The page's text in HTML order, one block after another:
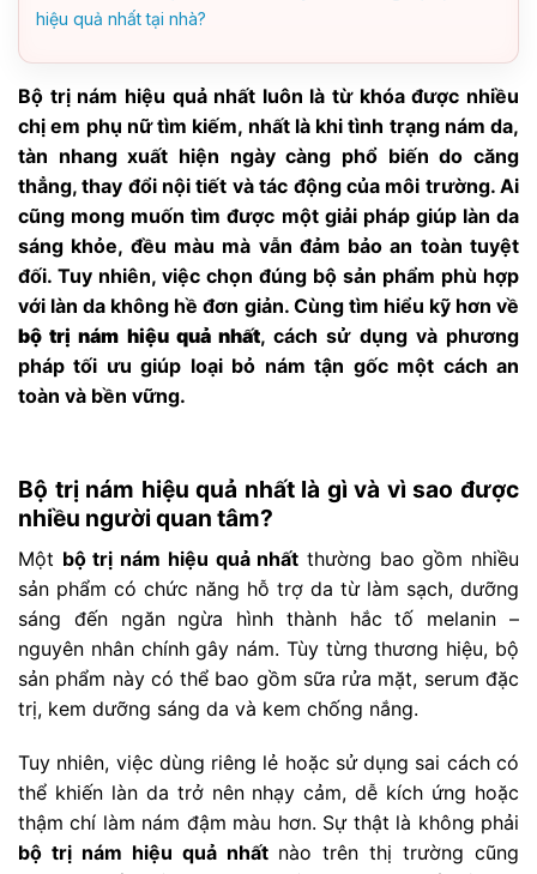
hiệu quả nhất tại nhà?
Bộ trị nám hiệu quả nhất luôn là từ khóa được nhiều
chị em phụ nữ tìm kiếm, nhất là khi tình trạng nám da,
tàn nhang xuất hiện ngày càng phổ biến do căng
thẳng, thay đổi nội tiết và tác động của môi trường. Ai
cũng mong muốn tìm được một giải pháp giúp làn da
sáng khỏe, đều màu mà vẫn đảm bảo an toàn tuyệt
đối. Tuy nhiên, việc chọn đúng bộ sản phẩm phù hợp
với làn da không hề đơn giản. Cùng tìm hiểu kỹ hơn về
bộ trị nám hiệu quả nhất, cách sử dụng và phương
pháp tối ưu giúp loại bỏ nám tận gốc một cách an
toàn và bền vững.
Bộ trị nám hiệu quả nhất là gì và vì sao được
nhiều người quan tâm?
Một bộ trị nám hiệu quả nhất thường bao gồm nhiều
sản phẩm có chức năng hỗ trợ da từ làm sạch, dưỡng
sáng đến ngăn ngừa hình thành hắc tố melanin –
nguyên nhân chính gây nám. Tùy từng thương hiệu, bộ
sản phẩm này có thể bao gồm sữa rửa mặt, serum đặc
trị, kem dưỡng sáng da và kem chống nắng.
Tuy nhiên, việc dùng riêng lẻ hoặc sử dụng sai cách có
thể khiến làn da trở nên nhạy cảm, dễ kích ứng hoặc
thậm chí làm nám đậm màu hơn. Sự thật là không phải
bộ trị nám hiệu quả nhấtnào trên thị trường cũng